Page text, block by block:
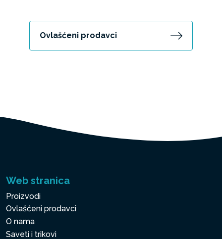
Ovlašćeni prodavci
Web stranica
Proizvodi
Ovlašćeni prodavci
O nama
Saveti i trikovi